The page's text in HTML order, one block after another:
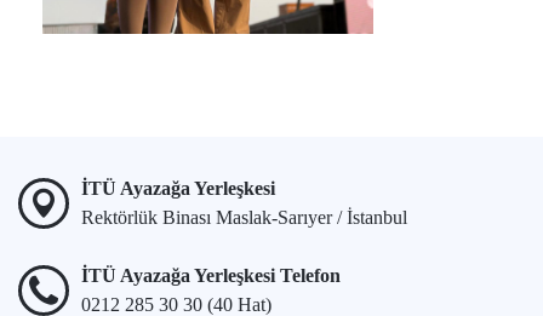
İTÜ Ayazağa Yerleşkesi
Rektörlük Binası Maslak-Sarıyer / İstanbul
İTÜ Ayazağa Yerleşkesi Telefon
0212 285 30 30 (40 Hat)